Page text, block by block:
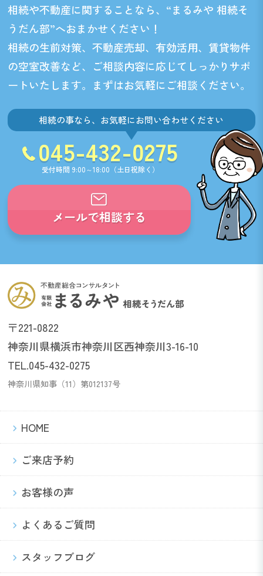
相続や不動産に関することなら、“まるみや 相続そ
うだん部”へおまかせください！
相続の生前対策、不動産売却、有効活用、賃貸物件
の空室改善など、 ご相談内容に応じてしっかりサポ
ートいたします。まずはお気軽にご相談ください。
相続の事なら、お気軽にお問い合わせください
045-432-0275
受付時間 9:00～18:00（土日祝除く）
メールで相談する
〒221-0822
神奈川県横浜市神奈川区西神奈川3-16-10
TEL.045-432-0275
神奈川県知事（11）第012137号
HOME
ご来店予約
お客様の声
よくあるご質問
スタッフブログ